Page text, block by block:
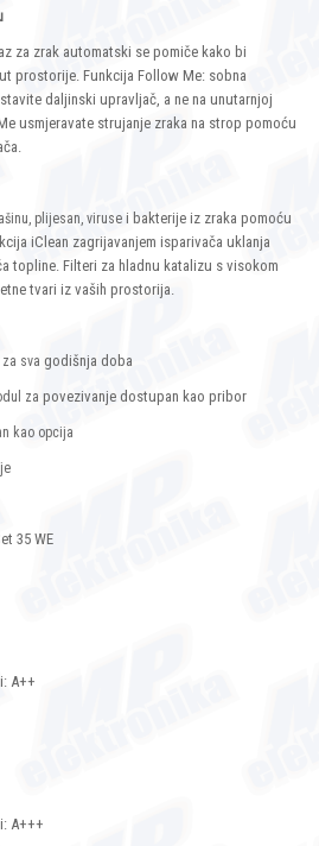
za zrak automatski se pomiče kako bi
prostorije. Funkcija Follow Me: sobna
daljinski upravljač, a ne na unutarnjoj
usmjeravate strujanje zraka na strop pomoću
plijesan, viruse i bakterije iz zraka pomoću
iClean zagrijavanjem isparivača uklanja
topline. Filteri za hladnu katalizu s visokom
tvari iz vaših prostorija.
sva godišnja doba
za povezivanje dostupan kao pribor
kao opcija
35 WE
A++
A+++